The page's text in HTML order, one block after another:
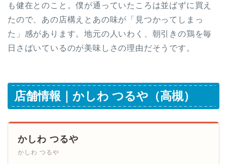
も健在とのこと。僕が通っていたころは並ばずに買え
たので、あの店構えとあの味が「見つかってしまっ
た」感があります。地元の人いわく、朝引きの鶏を毎
日さばいているのが美味しさの理由だそうです。
店舗情報｜かしわ つるや（高槻）
かしわ つるや
かしわ つるや